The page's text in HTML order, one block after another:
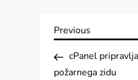
N
a
Previous
Previous
cPanel
požarnega zidu